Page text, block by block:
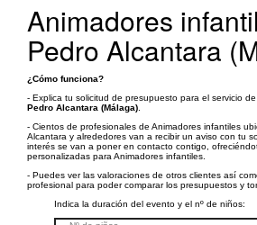
Animadores
Pedro Alcantara
¿Cómo funciona?
- Explica tu solicitud de presupuesto para el servicio de
Pedro Alcantara (Málaga)
- Cientos de profesionales de Animadores infantiles
Alcantara y alrededores van a recibir un aviso con tu
interés se van a poner en contacto contigo,
personalizadas para Animadores infantiles.
- Puedes ver las valoraciones de otros clientes así
profesional para poder comparar los presupuestos y
Indica la duración del evento y el nº de niños: